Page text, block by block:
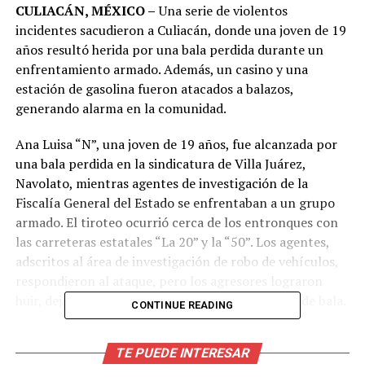
CULIACÁN, MÉXICO –Una serie de violentos
incidentes sacudieron a Culiacán, donde una joven de 19
años resultó herida por una bala perdida durante un
enfrentamiento armado. Además, un casino y una
estación de gasolina fueron atacados a balazos,
generando alarma en la comunidad.
Ana Luisa “N”, una joven de 19 años, fue alcanzada por
una bala perdida en la sindicatura de Villa Juárez,
Navolato, mientras agentes de investigación de la
Fiscalía General del Estado se enfrentaban a un grupo
armado. El tiroteo ocurrió cerca de los entronques con
las carreteras estatales “La 20” y la “50”. Los agentes,
adscritos al área de investigación de robo de vehículos,
huir, dejando atrás una camioneta con impactos de bala.
Investigación en curso
CONTINUE READING
TE PUEDE INTERESAR